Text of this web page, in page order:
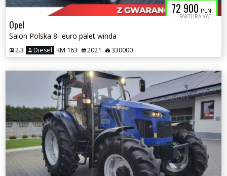
72 900 PLN
FAKTURA VAT
Opel
Salon Polska 8- euro palet winda
2.3 Diesel KM 163 2021 330000